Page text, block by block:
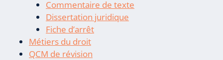
Commentaire de texte
Dissertation juridique
Fiche d’arrêt
Métiers du droit
QCM de révision